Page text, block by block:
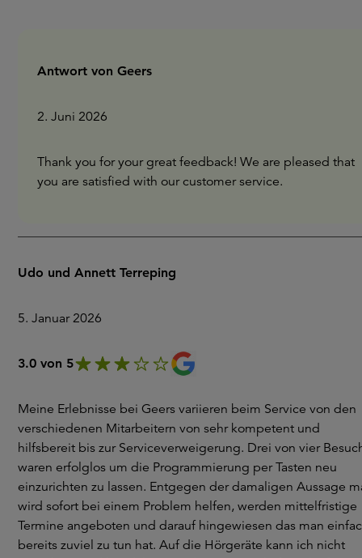
Antwort von Geers
2. Juni 2026
Thank you for your great feedback! We are pleased that
you are satisfied with our customer service.
Udo und Annett Terreping
5. Januar 2026
3.0 von 5
Meine Erlebnisse bei Geers variieren beim Service von den
verschiedenen Mitarbeitern von sehr kompetent und
hilfsbereit bis zur Serviceverweigerung. Drei von vier
waren erfolglos um die Programmierung per Tasten neu
einzurichten zu lassen. Entgegen der damaligen Aussage
wird sofort bei einem Problem helfen, werden mittelfristige
Termine angeboten und darauf hingewiesen das man
bereits zuviel zu tun hat. Auf die Hörgeräte kann ich nicht